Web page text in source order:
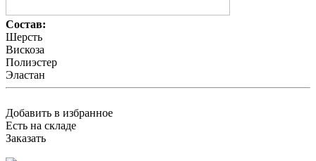
Состав:
Шерсть
Вискоза
Полиэстер
Эластан
Добавить в избранное
Есть на складе
Заказать